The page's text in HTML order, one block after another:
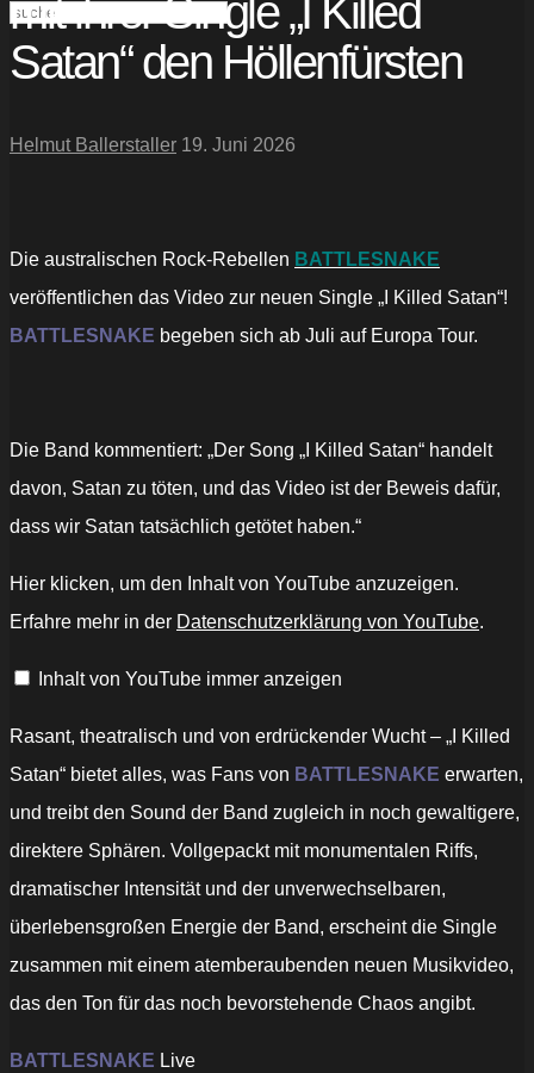
mit ihrer Single „I Killed
Satan“ den Höllenfürsten
Helmut Ballerstaller 19. Juni 2026
Die australischen Rock-Rebellen BATTLESNAKE
veröffentlichen das Video zur neuen Single „I Killed Satan“!
BATTLESNAKE begeben sich ab Juli auf Europa Tour.
Die Band kommentiert: „Der Song „I Killed Satan“ handelt
davon, Satan zu töten, und das Video ist der Beweis dafür,
dass wir Satan tatsächlich getötet haben.“
„Battlesnake
–
Killed
Video)“
anzeigen
Hier klicken, um den Inhalt von YouTube anzuzeigen.
Erfahre mehr in der Datenschutzerklärung von YouTube.
Inhalt von YouTube immer anzeigen
Rasant, theatralisch und von erdrückender Wucht – „I Killed
Satan“ bietet alles, was Fans von BATTLESNAKE erwarten,
und treibt den Sound der Band zugleich in noch gewaltigere,
direktere Sphären. Vollgepackt mit monumentalen Riffs,
dramatischer Intensität und der unverwechselbaren,
überlebensgroßen Energie der Band, erscheint die Single
zusammen mit einem atemberaubenden neuen Musikvideo,
das den Ton für das noch bevorstehende Chaos angibt.
BATTLESNAKE Live